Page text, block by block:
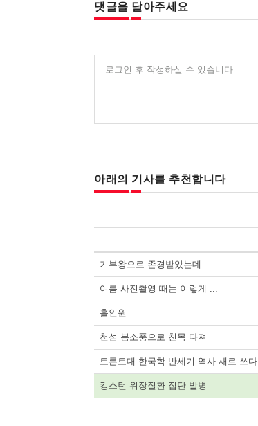
댓글을 달아주세요
로그인 후 작성하실 수 있습니다
아래의 기사를 추천합니다
기부왕으로 존경받았는데...
여름 사진촬영 때는 이렇게 ...
홀인원
천섬 봄소풍으로 친목 다져
토론토대 한국학 반세기 역사 새로 쓰다
킹스턴 위장질환 집단 발병